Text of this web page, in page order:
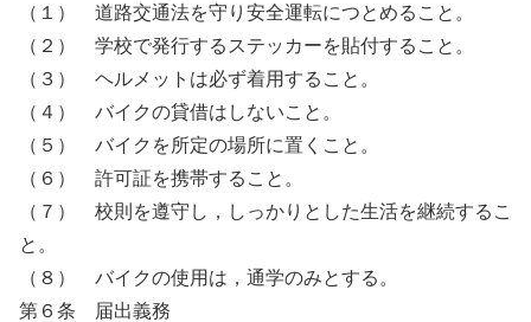
（１） 道路交通法を守り安全運転につとめること。
（２） 学校で発行するステッカーを貼付すること。
（３） ヘルメットは必ず着用すること。
（４） バイクの貸借はしないこと。
（５） バイクを所定の場所に置くこと。
（６） 許可証を携帯すること。
（７） 校則を遵守し，しっかりとした生活を継続するこ
と。
（８） バイクの使用は，通学のみとする。
第６条 届出義務